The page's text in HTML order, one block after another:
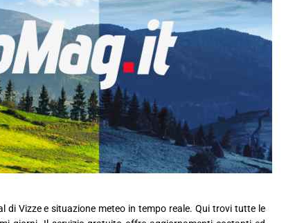
di Vizze e situazione meteo in tempo reale. Qui trovi tutte le